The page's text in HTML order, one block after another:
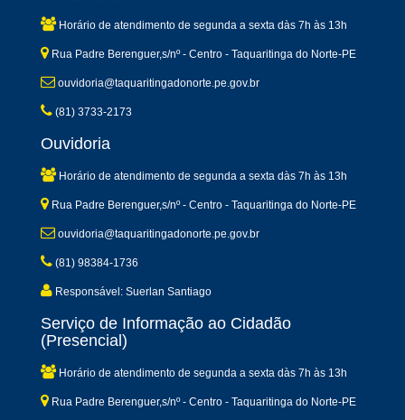
Horário de atendimento de segunda a sexta dàs 7h às 13h
Rua Padre Berenguer,s/nº - Centro - Taquaritinga do Norte-PE
ouvidoria@taquaritingadonorte.pe.gov.br
(81) 3733-2173
Ouvidoria
Horário de atendimento de segunda a sexta dàs 7h às 13h
Rua Padre Berenguer,s/nº - Centro - Taquaritinga do Norte-PE
ouvidoria@taquaritingadonorte.pe.gov.br
(81) 98384-1736
Responsável: Suerlan Santiago
Serviço de Informação ao Cidadão
(Presencial)
Horário de atendimento de segunda a sexta dàs 7h às 13h
Rua Padre Berenguer,s/nº - Centro - Taquaritinga do Norte-PE